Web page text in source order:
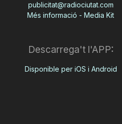
publicitat@radiociutat.com
Més informació - Media Kit
Descarrega't l'APP:
Disponible per iOS i Android